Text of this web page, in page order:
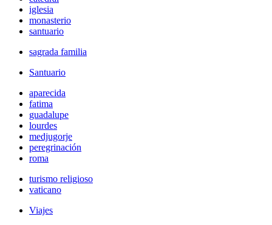
iglesia
monasterio
santuario
sagrada familia
Santuario
aparecida
fatima
guadalupe
lourdes
medjugorje
peregrinación
roma
turismo religioso
vaticano
Viajes